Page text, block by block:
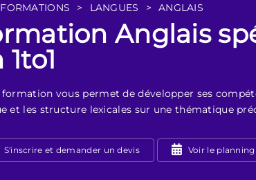
> LANGUES > ANGLAIS
Anglais
vous permet de développer ses
et les structure lexicales sur une thématique
S'inscrire et demander un devis Voir le planning